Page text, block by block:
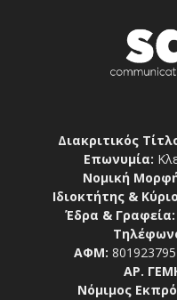
Διακριτικός
Επωνυμία:
Νομική
Ιδιοκτήτης &
Έδρα & Γραφεία:
ΑΦΜ: 801923795
ΑΡ.
Νόμιμος